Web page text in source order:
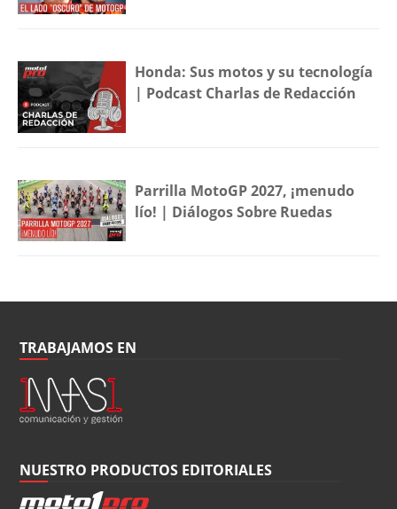
Honda: Sus motos y su tecnología
| Podcast Charlas de Redacción
Parrilla MotoGP 2027, ¡menudo
lío! | Diálogos Sobre Ruedas
TRABAJAMOS EN
NUESTRO PRODUCTOS EDITORIALES